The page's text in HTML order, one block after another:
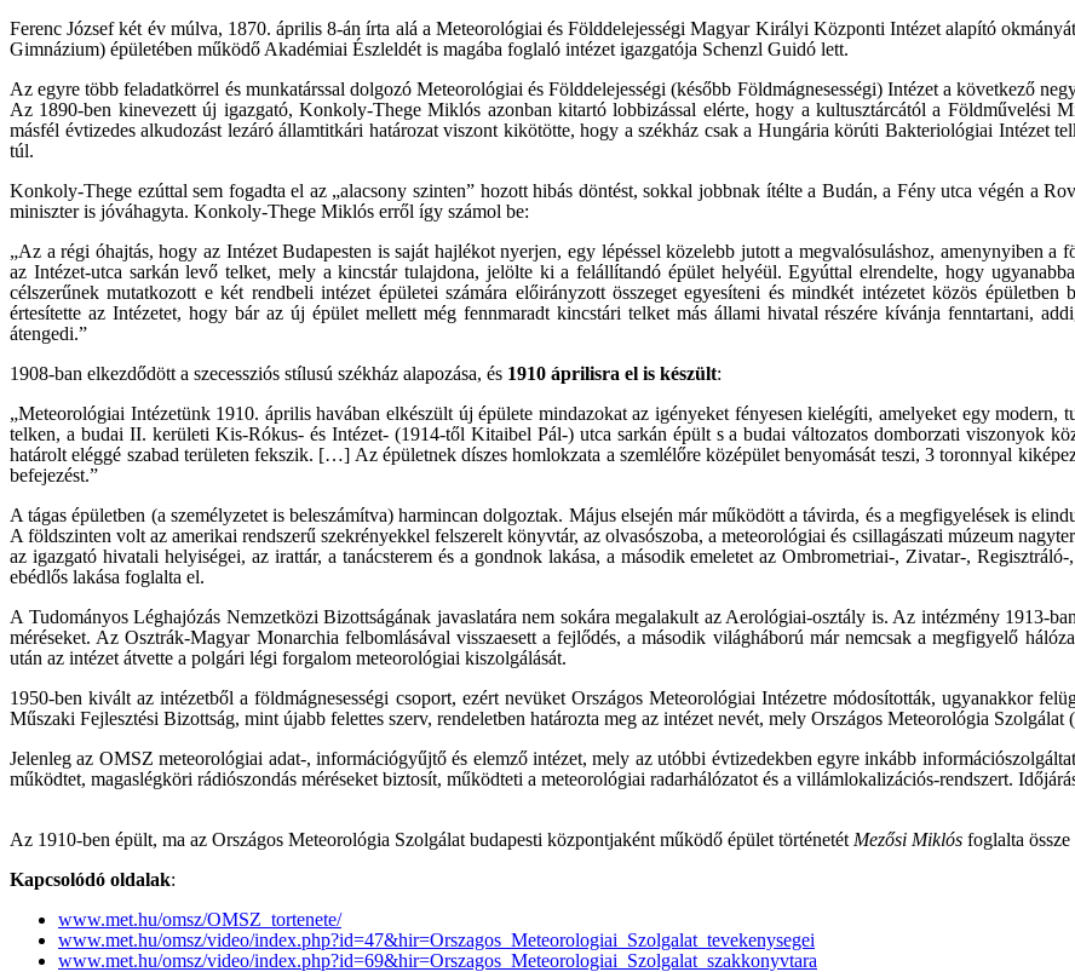
Ferenc József két év múlva, 1870. április 8-án írta alá a Meteorológiai és Földdelejességi Magyar Királyi Központi Intézet alapító
Gimnázium) épületében működő Akadémiai Észleldét is magába foglaló intézet igazgatója Schenzl Guidó lett.
Az egyre több feladatkörrel és munkatárssal dolgozó Meteorológiai és Földdelejességi (később Földmágnesességi) Intézet a következő
Az 1890-ben kinevezett új igazgató, Konkoly-Thege Miklós azonban kitartó lobbizással elérte, hogy a kultusztárcától a Földművelési
másfél évtizedes alkudozást lezáró államtitkári határozat viszont kikötötte, hogy a székház csak a Hungária körúti Bakteriológiai Intézet
túl.
Konkoly-Thege ezúttal sem fogadta el az „alacsony szinten” hozott hibás döntést, sokkal jobbnak ítélte a Budán, a Fény utca végén a
miniszter is jóváhagyta. Konkoly-Thege Miklós erről így számol be:
„Az a régi óhajtás, hogy az Intézet Budapesten is saját hajlékot nyerjen, egy lépéssel közelebb jutott a megvalósuláshoz, amenynyiben
az Intézet-utca sarkán levő telket, mely a kincstár tulajdona, jelölte ki a felállítandó épület helyéül. Egyúttal elrendelte, hogy
célszerűnek mutatkozott e két rendbeli intézet épületei számára előirányzott összeget egyesíteni és mindkét intézetet közös
értesítette az Intézetet, hogy bár az új épület mellett még fennmaradt kincstári telket más állami hivatal részére kívánja fenntartani,
átengedi.”
1908-ban elkezdődött a szecessziós stílusú székház alapozása, és 1910 áprilisra el is készült:
„Meteorológiai Intézetünk 1910. április havában elkészült új épülete mindazokat az igényeket fényesen kielégíti, amelyeket egy modern,
telken, a budai II. kerületi Kis-Rókus- és Intézet- (1914-től Kitaibel Pál-) utca sarkán épült s a budai változatos domborzati viszonyok
határolt eléggé szabad területen fekszik. […] Az épületnek díszes homlokzata a szemlélőre középület benyomását teszi, 3 toronnyal
befejezést.”
A tágas épületben (a személyzetet is beleszámítva) harmincan dolgoztak. Május elsején már működött a távirda, és a megfigyelések is
A földszinten volt az amerikai rendszerű szekrényekkel felszerelt könyvtár, az olvasószoba, a meteorológiai és csillagászati múzeum
az igazgató hivatali helyiségei, az irattár, a tanácsterem és a gondnok lakása, a második emeletet az Ombrometriai-, Zivatar-,
ebédlős lakása foglalta el.
A Tudományos Léghajózás Nemzetközi Bizottságának javaslatára nem sokára megalakult az Aerológiai-osztály is. Az intézmény 1913-
méréseket. Az Osztrák-Magyar Monarchia felbomlásával visszaesett a fejlődés, a második világháború már nemcsak a megfigyelő
után az intézet átvette a polgári légi forgalom meteorológiai kiszolgálását.
1950-ben kivált az intézetből a földmágnesességi csoport, ezért nevüket Országos Meteorológiai Intézetre módosították, ugyanakkor
Műszaki Fejlesztési Bizottság, mint újabb felettes szerv, rendeletben határozta meg az intézet nevét, mely Országos Meteorológia Szolgálat
Jelenleg az OMSZ meteorológiai adat-, információgyűjtő és elemző intézet, mely az utóbbi évtizedekben egyre inkább
működtet, magaslégköri rádiószondás méréseket biztosít, működteti a meteorológiai radarhálózatot és a villámlokalizációs-rendszert.
Az 1910-ben épült, ma az Országos Meteorológia Szolgálat budapesti központjaként működő épület történetét Mezősi Miklós foglalta
Kapcsolódó oldalak:
www.met.hu/omsz/OMSZ_tortenete/
www.met.hu/omsz/video/index.php?id=47&hir=Orszagos_Meteorologiai_Szolgalat_tevekenysegei
www.met.hu/omsz/video/index.php?id=69&hir=Orszagos_Meteorologiai_Szolgalat_szakkonyvtara